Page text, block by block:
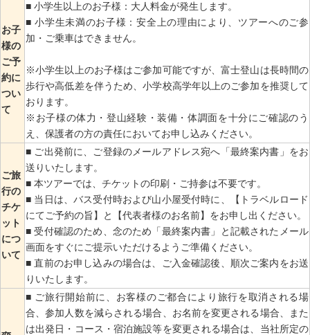
お子
様の
ご予
約に
つい
て
■ 小学生以上のお子様：大人料金が発生します。
■ 小学生未満のお子様：安全上の理由により、ツアーへのご参
加・ご乗車はできません。
※小学生以上のお子様はご参加可能ですが、富士登山は長時間の
歩行や高低差を伴うため、小学校高学年以上のご参加を推奨して
おります。
※お子様の体力・登山経験・装備・体調面を十分にご確認のう
え、保護者の方の責任においてお申し込みください。
ご旅
行の
チケ
ット
につ
いて
■ ご出発前に、ご登録のメールアドレス宛へ「最終案内書」をお
送りいたします。
■ 本ツアーでは、チケットの印刷・ご持参は不要です。
■ 当日は、バス受付時および山小屋受付時に、【トラベルロード
にてご予約の旨】と【代表者様のお名前】をお申し出ください。
■ 受付確認のため、念のため「最終案内書」と記載されたメール
画面をすぐにご提示いただけるようご準備ください。
■ 直前のお申し込みの場合は、ご入金確認後、順次ご案内をお送
りいたします。
■ ご旅行開始前に、お客様のご都合により旅行を取消される場
合、参加人数を減らされる場合、お名前を変更される場合、また
は出発日・コース・宿泊施設等を変更される場合は、当社所定の